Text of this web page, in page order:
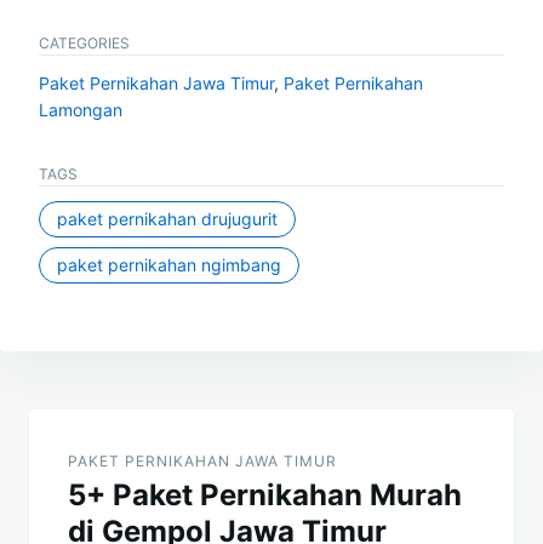
CATEGORIES
Paket Pernikahan Jawa Timur, Paket Pernikahan
Lamongan
TAGS
paket pernikahan drujugurit
paket pernikahan ngimbang
navigation
PAKET PERNIKAHAN JAWA TIMUR
5+ Paket Pernikahan Murah
di Gempol Jawa Timur